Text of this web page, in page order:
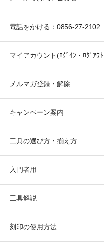
電話をかける：0856-27-2102
マイアカウント(ﾛｸﾞｲﾝ・ﾛｸﾞｱｳ
メルマガ登録・解除
キャンペーン案内
工具の選び方・揃え方
入門者用
工具解説
刻印の使用方法